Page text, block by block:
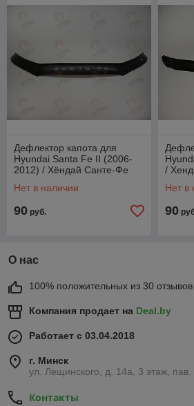
Дефлектор капота для
Hyundai Santa Fe II (2006-
2012) / Хёндай Санте-Фе
Нет в наличии
90 руб.
/
Нет в
90
О нас
100% положительных из 30 отзывов
Компания продает на Deal.by
Работает с 03.04.2018
г. Минск
ул. Лещинского, д. 14а, 3 этаж,
Контакты